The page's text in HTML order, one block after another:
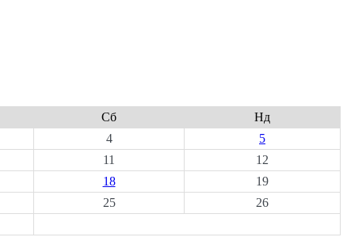
Сб
Нд
4
5
11
12
18
19
25
26